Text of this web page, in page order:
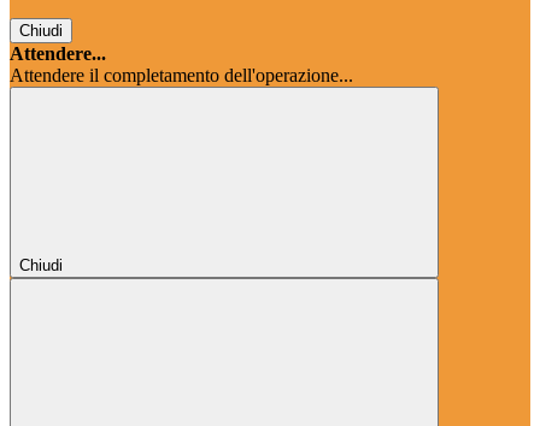
Chiudi
Attendere...
Attendere il completamento dell'operazione...
Chiudi